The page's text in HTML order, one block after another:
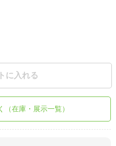
に入れる
（在庫・展示一覧）